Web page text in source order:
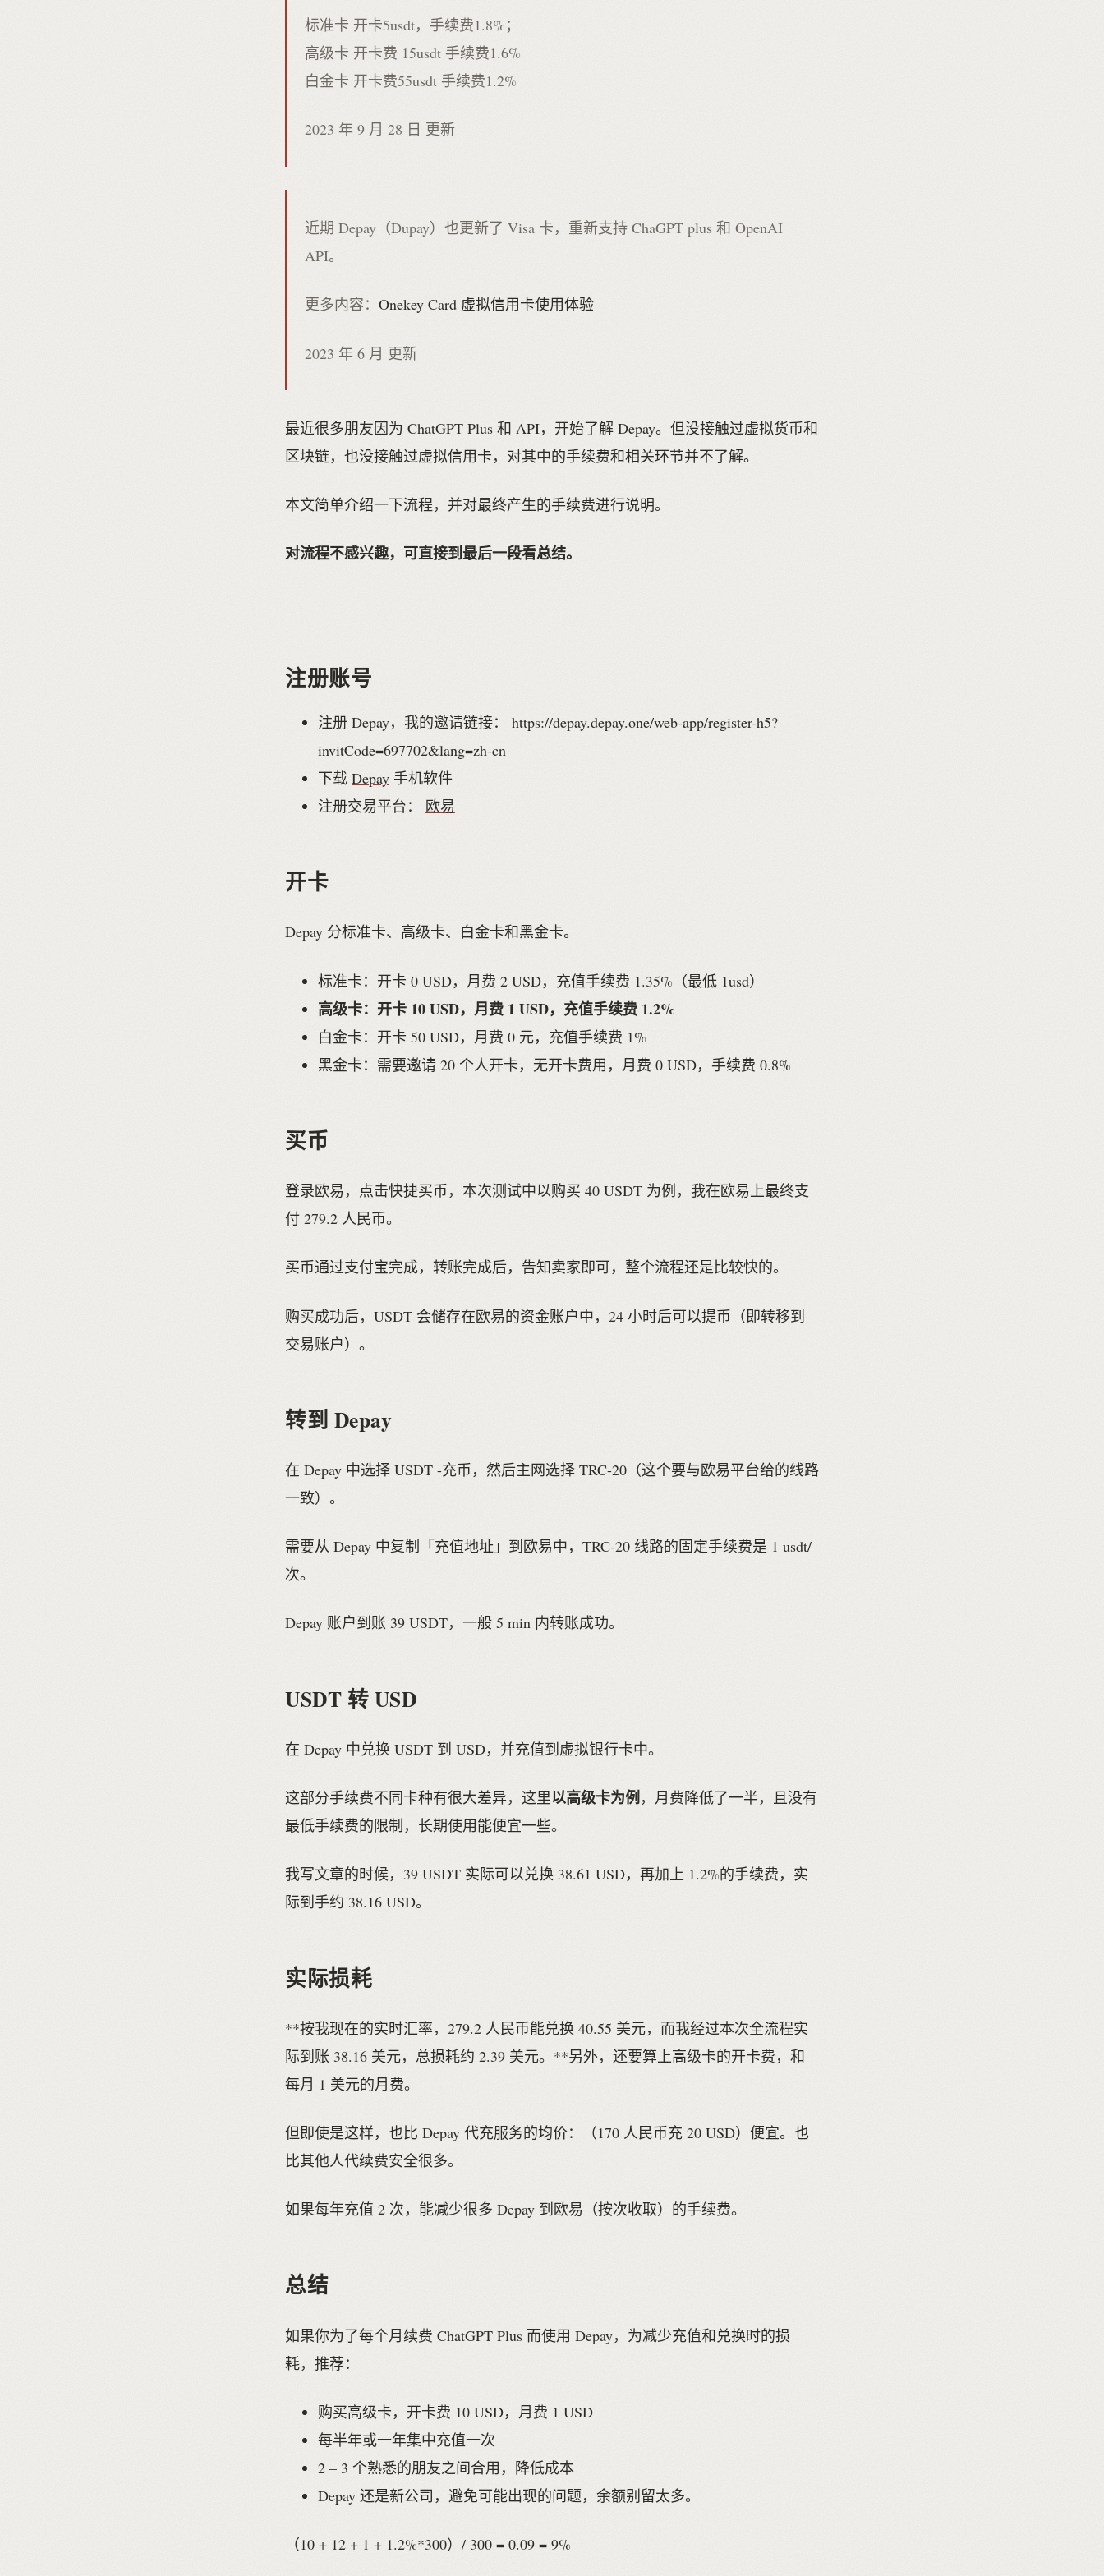
标准卡 开卡5usdt，手续费1.8%；
高级卡 开卡费 15usdt 手续费1.6%
白金卡 开卡费55usdt 手续费1.2%
2023 年 9 月 28 日 更新
近期 Depay（Dupay）也更新了 Visa 卡，重新支持 ChaGPT plus 和 OpenAI
API。
更多内容： Onekey Card 虚拟信用卡使用体验
2023 年 6 月 更新
最近很多朋友因为 ChatGPT Plus 和 API，开始了解 Depay。但没接触过虚拟货币和
区块链，也没接触过虚拟信用卡，对其中的手续费和相关环节并不了解。
本文简单介绍一下流程，并对最终产生的手续费进行说明。
对流程不感兴趣，可直接到最后一段看总结。
注册账号
注册 Depay，我的邀请链接： https://depay.depay.one/web-app/register-h5?
invitCode=697702&lang=zh-cn
下载 Depay 手机软件
注册交易平台： 欧易
开卡
Depay 分标准卡、高级卡、白金卡和黑金卡。
标准卡：开卡 0 USD，月费 2 USD，充值手续费 1.35%（最低 1usd）
高级卡：开卡 10 USD，月费 1 USD，充值手续费 1.2%
白金卡：开卡 50 USD，月费 0 元，充值手续费 1%
黑金卡：需要邀请 20 个人开卡，无开卡费用，月费 0 USD，手续费 0.8%
买币
登录欧易，点击快捷买币，本次测试中以购买 40 USDT 为例，我在欧易上最终支
付 279.2 人民币。
买币通过支付宝完成，转账完成后，告知卖家即可，整个流程还是比较快的。
购买成功后，USDT 会储存在欧易的资金账户中，24 小时后可以提币（即转移到
交易账户）。
转到 Depay
在 Depay 中选择 USDT -充币，然后主网选择 TRC-20（这个要与欧易平台给的线路
一致）。
需要从 Depay 中复制「充值地址」到欧易中，TRC-20 线路的固定手续费是 1 usdt/
次。
Depay 账户到账 39 USDT，一般 5 min 内转账成功。
USDT 转 USD
在 Depay 中兑换 USDT 到 USD，并充值到虚拟银行卡中。
这部分手续费不同卡种有很大差异，这里以高级卡为例 ，月费降低了一半，且没有
最低手续费的限制，长期使用能便宜一些。
我写文章的时候，39 USDT 实际可以兑换 38.61 USD，再加上 1.2%的手续费，实
际到手约 38.16 USD。
实际损耗
**按我现在的实时汇率，279.2 人民币能兑换 40.55 美元，而我经过本次全流程实
际到账 38.16 美元，总损耗约 2.39 美元。**另外，还要算上高级卡的开卡费，和
每月 1 美元的月费。
但即使是这样，也比 Depay 代充服务的均价：（170 人民币充 20 USD）便宜。也
比其他人代续费安全很多。
如果每年充值 2 次，能减少很多 Depay 到欧易（按次收取）的手续费。
总结
如果你为了每个月续费 ChatGPT Plus 而使用 Depay，为减少充值和兑换时的损
耗，推荐：
购买高级卡，开卡费 10 USD，月费 1 USD
每半年或一年集中充值一次
2 – 3 个熟悉的朋友之间合用，降低成本
Depay 还是新公司，避免可能出现的问题，余额别留太多。
（10 + 12 + 1 + 1.2%*300）/ 300 = 0.09 = 9%